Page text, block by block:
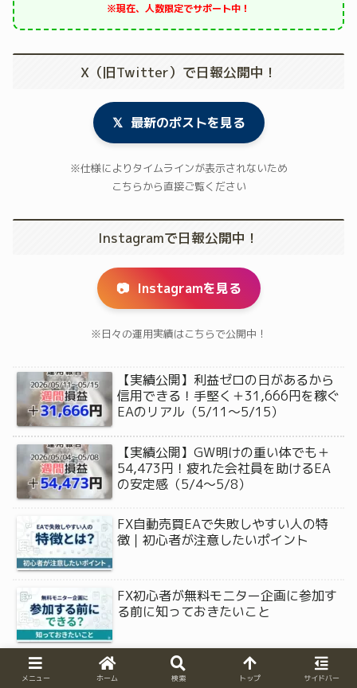
※現在、人数限定でサポート中！
X（旧Twitter）で日報公開中！
𝕏 最新のポストを見る
※仕様によりタイムラインが表示されないため
こちらから直接ご覧ください
Instagramで日報公開中！
📷 Instagramを見る
※日々の運用実績はこちらで公開中！
【実績公開】利益ゼロの日があるから
信用できる！手堅く＋31,666円を稼ぐ
EAのリアル（5/11〜5/15）
【実績公開】GW明けの重い体でも＋
54,473円！疲れた会社員を助けるEA
の安定感（5/4〜5/8）
FX自動売買EAで失敗しやすい人の特
徴｜初心者が注意したいポイント
FX初心者が無料モニター企画に参加す
る前に知っておきたいこと
スマホだけでFX自動売買EAはでき
る？PCなしで始める方法を初心者向け
メニュー ホーム 検索 トップ サイドバー